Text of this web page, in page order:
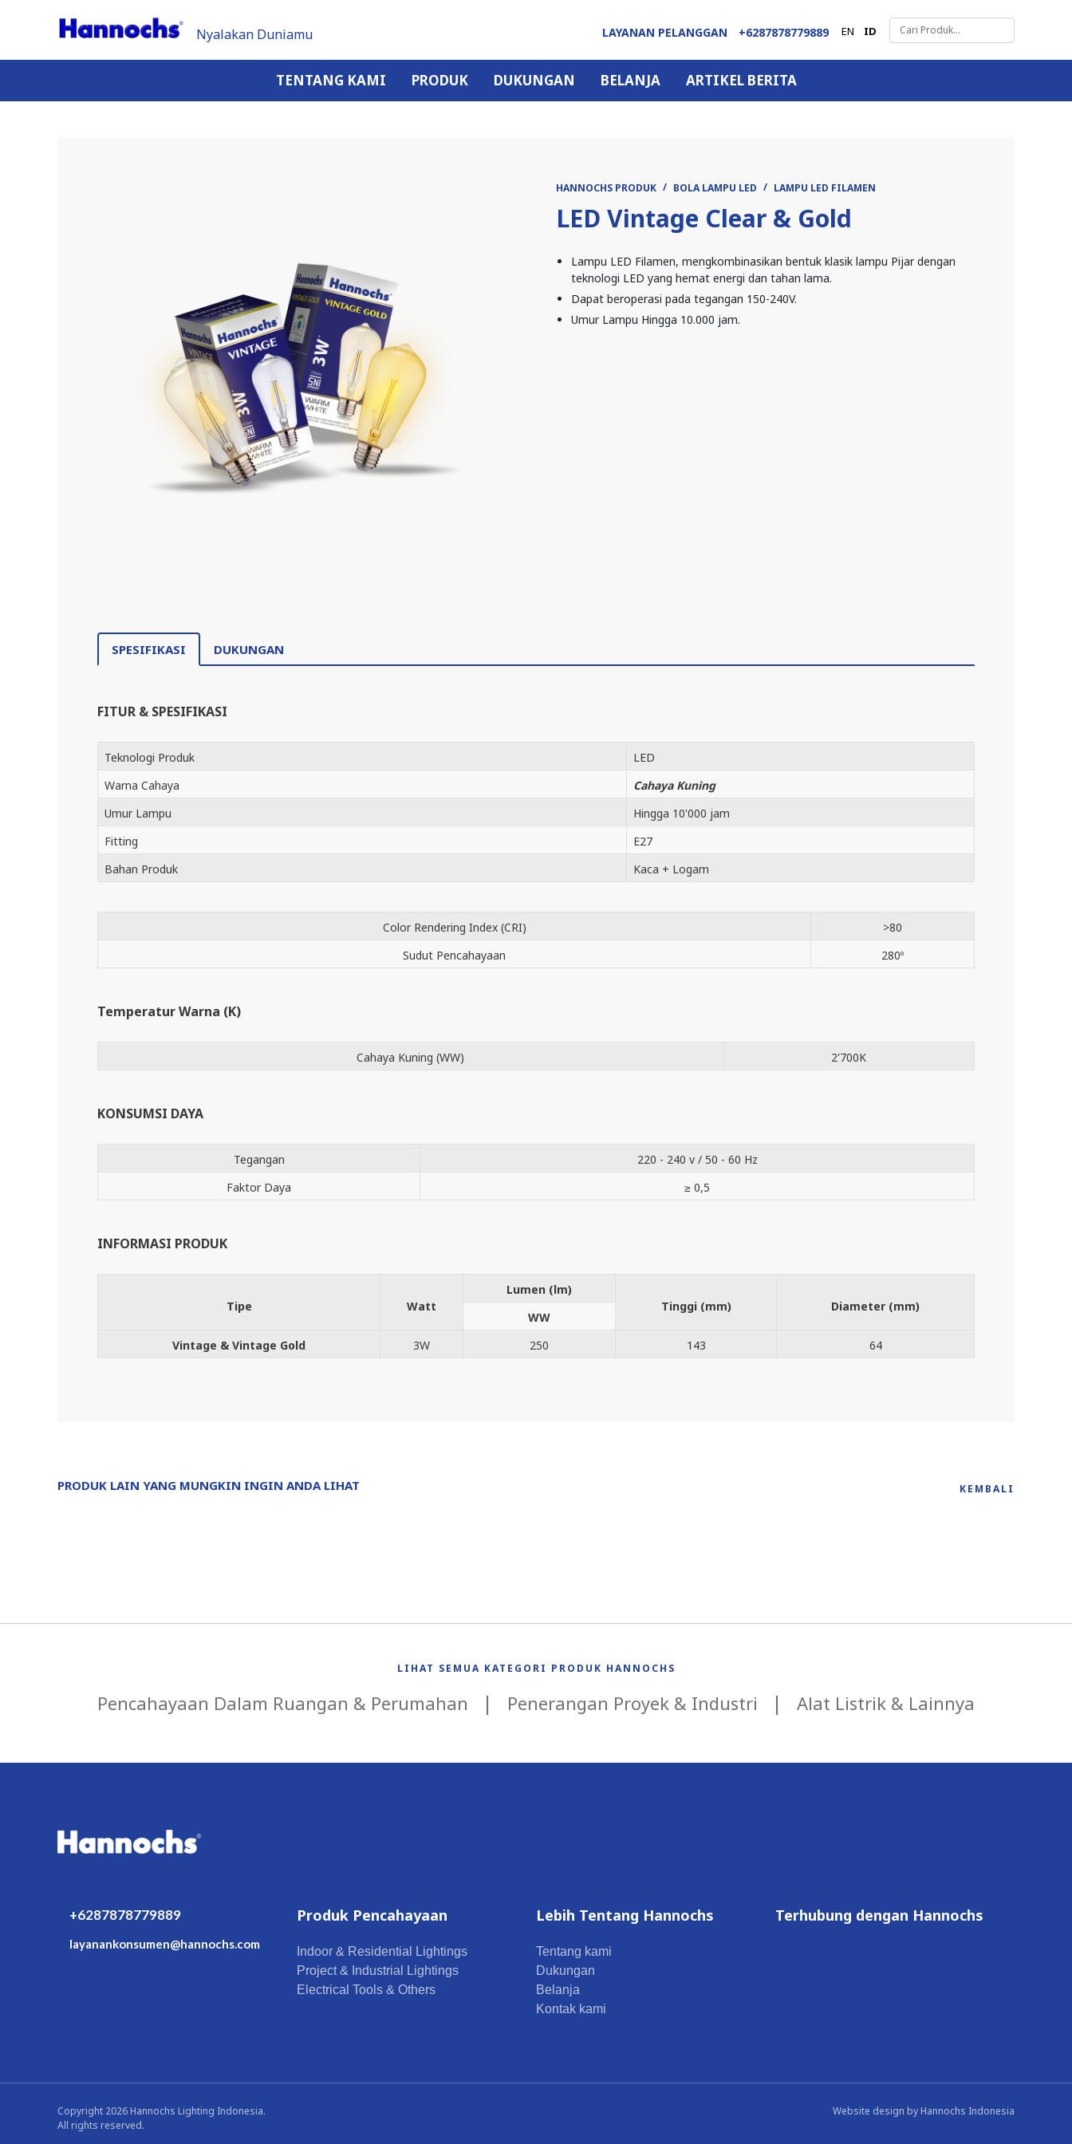
Nyalakan Duniamu LAYANAN PELANGGAN +6287878779889 EN ID
TENTANG KAMI PRODUK DUKUNGAN BELANJA ARTIKEL BERITA
HANNOCHS PRODUK BOLA LAMPU LED LAMPU LED FILAMEN
LED Vintage Clear & Gold
Lampu LED Filamen, mengkombinasikan bentuk klasik lampu Pijar dengan
teknologi LED yang hemat energi dan tahan lama.
Dapat beroperasi pada tegangan 150-240V.
Umur Lampu Hingga 10.000 jam.
SPESIFIKASI DUKUNGAN
FITUR & SPESIFIKASI
Teknologi Produk
LED
Warna Cahaya
Cahaya Kuning
Umur Lampu
Hingga 10'000 jam
Fitting
E27
Bahan Produk
Kaca + Logam
Color Rendering Index (CRI)
>80
Sudut Pencahayaan
280º
Temperatur Warna (K)
Cahaya Kuning (WW) 2'700K
KONSUMSI DAYA
Tegangan
220 - 240 v / 50 - 60 Hz
Faktor Daya
≥ 0,5
INFORMASI PRODUK
Tipe Watt
Lumen (lm)
Tinggi (mm)
Diameter (mm)
WW
Vintage & Vintage Gold
3W 250 143 64
PRODUK LAIN YANG MUNGKIN INGIN ANDA LIHAT KEMBALI
LIHAT SEMUA KATEGORI PRODUK HANNOCHS
Pencahayaan Dalam Ruangan & Perumahan Penerangan Proyek & Industri Alat Listrik & Lainnya
+6287878779889
layanankonsumen@hannochs.com
Produk Pencahayaan
Indoor & Residential Lightings
Project & Industrial Lightings
Electrical Tools & Others
Lebih Tentang Hannochs
Tentang kami
Dukungan
Belanja
Kontak kami
Terhubung dengan Hannochs
Copyright 2026 Hannochs Lighting Indonesia.
All rights reserved.
Website design by Hannochs Indonesia